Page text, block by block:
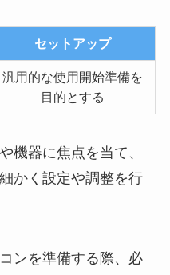
セットアップ
汎用的な使用開始準備を
目的とする
機器に焦点を当て、
かく設定や調整を行
ンを準備する際、必